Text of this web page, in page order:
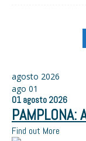
agosto 2026
ago 01
01 agosto 2026
PAMPLONA:
Find out More